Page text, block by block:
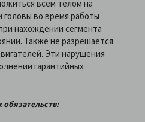
всем телом на
головы во время работы
нахождении сегмента
Также не разрешается
Эти нарушения
гарантийных